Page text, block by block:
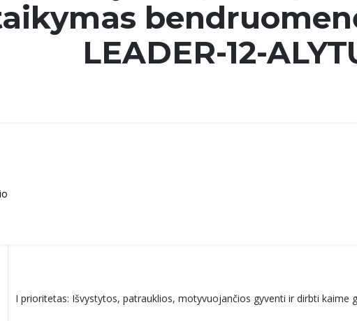
LEADER-12-
I prioritetas: Išvystytos, patrauklios, motyvuojančios gyventi ir dirbti kaime